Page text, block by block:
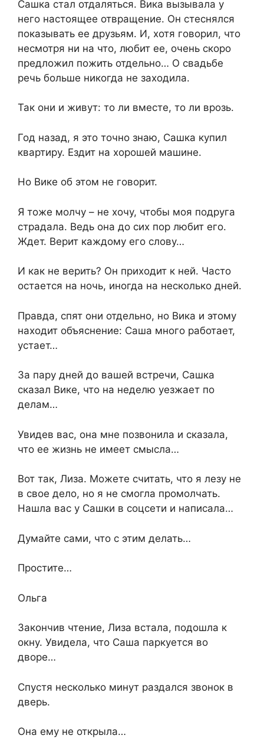
Сашка стал отдаляться. Вика вызывала у
него настоящее отвращение. Он стеснялся
показывать ее друзьям. И, хотя говорил, что
несмотря ни на что, любит ее, очень скоро
предложил пожить отдельно… О свадьбе
речь больше никогда не заходила.
Так они и живут: то ли вместе, то ли врозь.
Год назад, я это точно знаю, Сашка купил
квартиру. Ездит на хорошей машине.
Но Вике об этом не говорит.
Я тоже молчу – не хочу, чтобы моя подруга
страдала. Ведь она до сих пор любит его.
Ждет. Верит каждому его слову…
И как не верить? Он приходит к ней. Часто
остается на ночь, иногда на несколько дней.
Правда, спят они отдельно, но Вика и этому
находит объяснение: Саша много работает,
устает…
За пару дней до вашей встречи, Сашка
сказал Вике, что на неделю уезжает по
делам…
Увидев вас, она мне позвонила и сказала,
что ее жизнь не имеет смысла…
Вот так, Лиза. Можете считать, что я лезу не
в свое дело, но я не смогла промолчать.
Нашла вас у Сашки в соцсети и написала…
Думайте сами, что с этим делать…
Простите…
Ольга
Закончив чтение, Лиза встала, подошла к
окну. Увидела, что Саша паркуется во
дворе…
Спустя несколько минут раздался звонок в
дверь.
Она ему не открыла…